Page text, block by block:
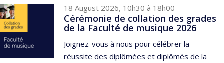
18 August 2026, 10h30 à 18h00
Cérémonie de collation des grades
de la Faculté de musique 2026
Joignez-vous à nous pour célébrer la
réussite des diplômées et diplômés de la